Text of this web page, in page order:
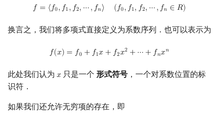
最小表示法
Lyndon 分解
离散对数
高次剩余 & 单位根
K-D Tree
动态树
二分图
平面图
空间优化简介
𝑓 = ⟨𝑓0,𝑓1,𝑓2, ⋯,𝑓𝑛⟩ (𝑓0,𝑓1, 𝑓2, ⋯,𝑓𝑛 ∈ 𝑅)
f= f0 f1, 2,⋯,f n 0,f1 2, ⋯,f n∈ R)
换言之，我们将多项式直接定义为系数序列．也可以表示为
𝑓(𝑥) = 𝑓0 + 𝑓1𝑥 + 𝑓2𝑥2 + ⋯ + 𝑓𝑛𝑥𝑛
f( )= f0+ f1x+f2 x2 +⋯+ fn xn
此处我们认为 𝑥
x 只是一个形式符号 ，一个对系数位置的标
识符．
如果我们还允许无穷项的存在，即